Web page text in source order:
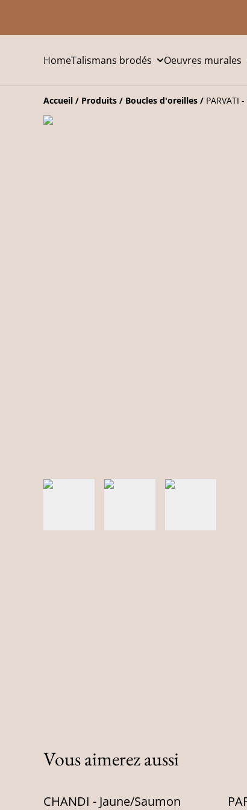
HomeTalismans brodés Oeuvres murales
Accueil / Produits / Boucles d'oreilles / PARVATI
Vous aimerez aussi
CHANDI - Jaune/Saumon